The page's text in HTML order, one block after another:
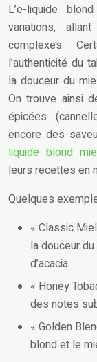
L’e-liquide
variations,
complexes.
l’authenticité du
la douceur du
On trouve ainsi
épicées
encore des
liquide blond
leurs recettes en
Quelques
« Classic
la douceur
d’acacia.
« Honey
des notes
« Golden
blond et le